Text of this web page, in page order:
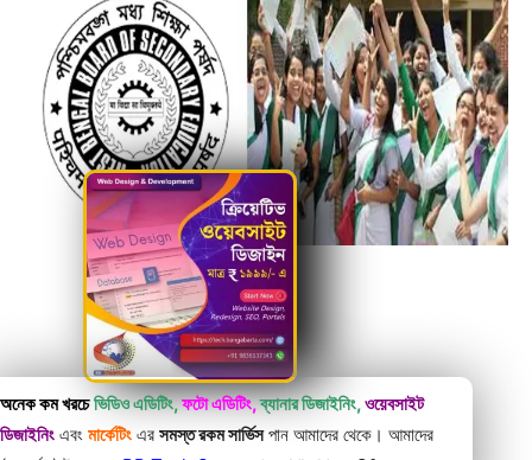
অনেক কম খরচে ভিডিও এডিটিং,ফটো এডিটিং,ব্যানার ডিজাইনিং,ওয়েবসাইট
ডিজাইনিং এবং মার্কেটিং এর সমস্ত রকম সার্ভিসপান আমাদের থেকে। আমাদের